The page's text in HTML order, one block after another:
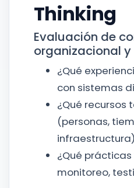
Thinking
Evaluación de
organizacional
¿Qué
con sistemas
¿Qué recursos
(personas,
¿Qué
monitoreo,